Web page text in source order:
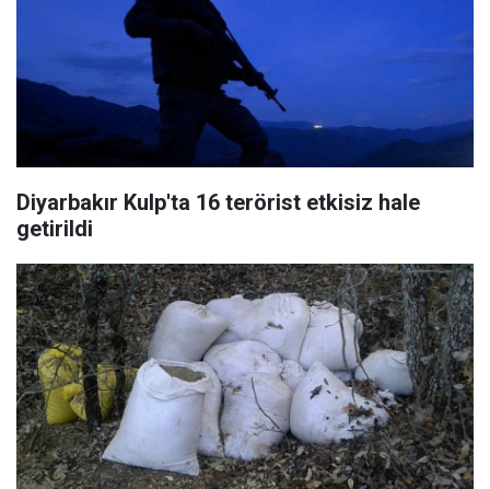
Diyarbakır Kulp'ta 16 terörist etkisiz hale
getirildi